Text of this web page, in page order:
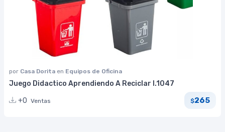
por Casa Dorita en Equipos de Oficina
Juego Didactico Aprendiendo A Reciclar I.1047
+0 Ventas $265